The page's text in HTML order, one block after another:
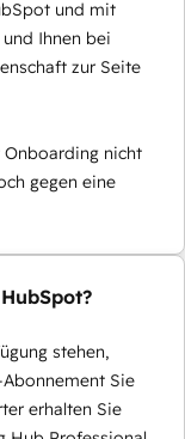
und mit
Ihnen bei
zur Seite
nicht
gegen eine
stehen,
Sie
erhalten Sie